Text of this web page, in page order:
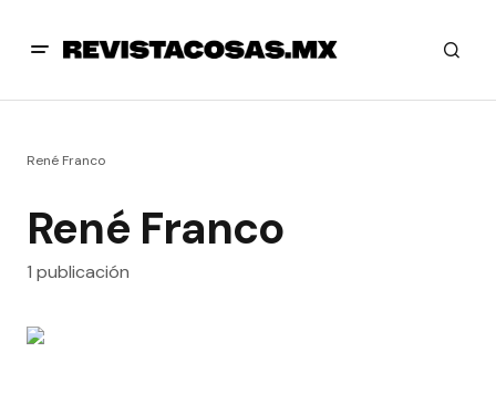
René Franco
René Franco
1 publicación